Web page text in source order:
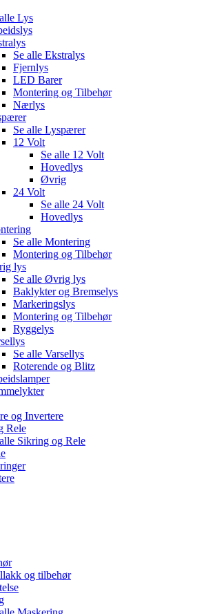
Lys
Se alle Ekstralys
Fjernlys
LED Barer
Montering og Tilbehør
Nærlys
Se alle Lyspærer
12 Volt
Se alle 12 Volt
Hovedlys
Øvrig
24 Volt
Se alle 24 Volt
Hovedlys
Se alle Montering
Montering og Tilbehør
lys
Se alle Øvrig lys
Baklykter og Bremselys
Markeringslys
Montering og Tilbehør
Ryggelys
Se alle Varsellys
Roterende og Blitz
og Invertere
Rele
Sikring og Rele
og tilbehør